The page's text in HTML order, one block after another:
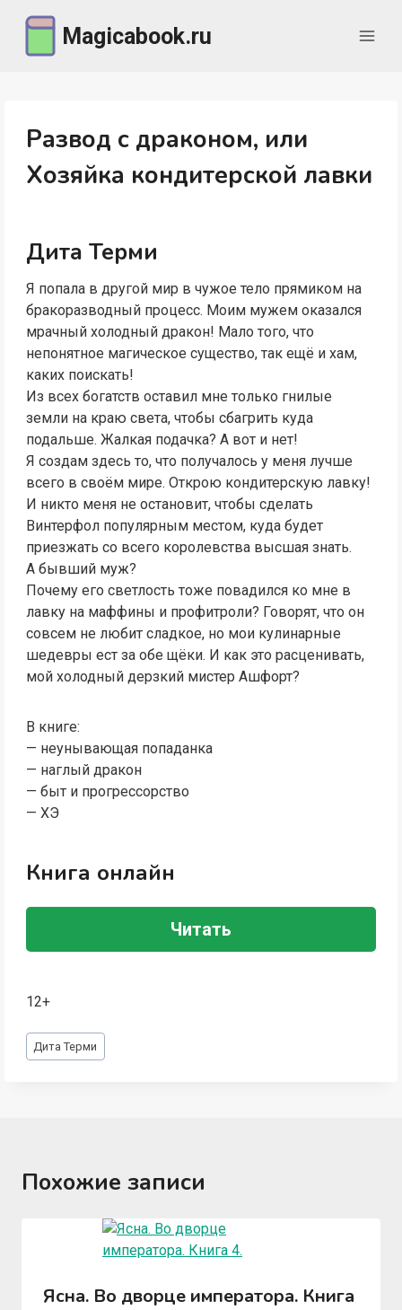
содержимому
Magicabook.ru
Развод с драконом, или
Хозяйка кондитерской лавки
Дита Терми
Я попала в другой мир в чужое тело прямиком на
бракоразводный процесс. Моим мужем оказался
мрачный холодный дракон! Мало того, что
непонятное магическое существо, так ещё и хам,
каких поискать!
Из всех богатств оставил мне только гнилые
земли на краю света, чтобы сбагрить куда
подальше. Жалкая подачка? А вот и нет!
Я создам здесь то, что получалось у меня лучше
всего в своём мире. Открою кондитерскую лавку!
И никто меня не остановит, чтобы сделать
Винтерфол популярным местом, куда будет
приезжать со всего королевства высшая знать.
А бывший муж?
Почему его светлость тоже повадился ко мне в
лавку на маффины и профитроли? Говорят, что он
совсем не любит сладкое, но мои кулинарные
шедевры ест за обе щёки. И как это расценивать,
мой холодный дерзкий мистер Ашфорт?
В книге:
— неунывающая попаданка
— наглый дракон
— быт и прогрессорство
— ХЭ
Книга онлайн
Читать
12+
Метки
записи:
Дита Терми
Похожие записи
Ясна. Во дворце императора. Книга